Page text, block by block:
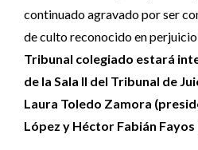
continuado agravado por ser
de culto reconocido en perjuicio
Tribunal colegiado estará
de la Sala II del Tribunal de
Laura Toledo Zamora
López y Héctor Fabián Fayos